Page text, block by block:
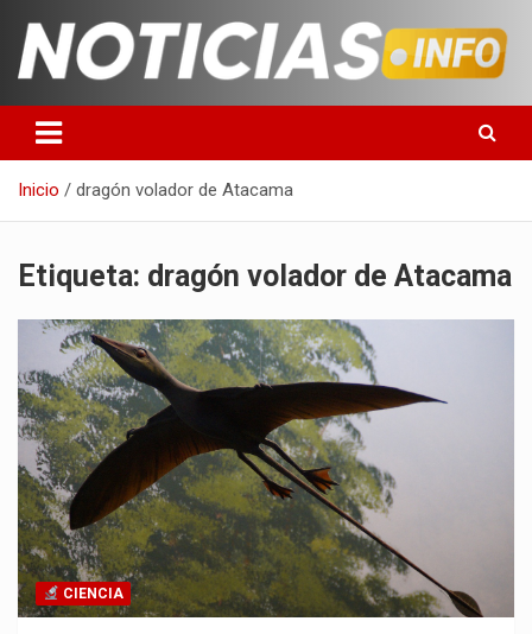
contenido
Noticias en español
Inicio dragón volador de Atacama
Etiqueta: dragón volador de Atacama
CIENCIA